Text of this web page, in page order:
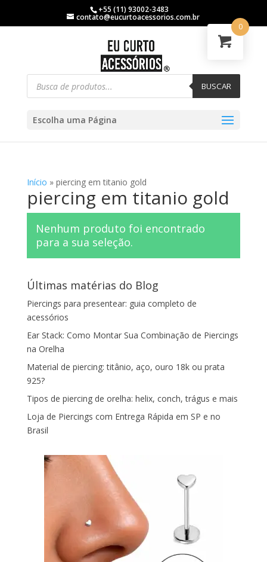
+55 (11) 93002-3483
contato@eucurtoacessorios.com.br
BUSCAR
Escolha uma Página
Início » piercing em titanio gold
piercing em titanio gold
Nenhum produto foi encontrado
para a sua seleção.
Últimas matérias do Blog
Piercings para presentear: guia completo de
acessórios
Ear Stack: Como Montar Sua Combinação de Piercings
na Orelha
Material de piercing: titânio, aço, ouro 18k ou prata
925?
Tipos de piercing de orelha: helix, conch, trágus e mais
Loja de Piercings com Entrega Rápida em SP e no
Brasil
0